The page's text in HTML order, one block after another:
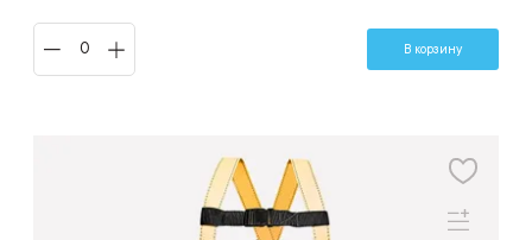
В корзину